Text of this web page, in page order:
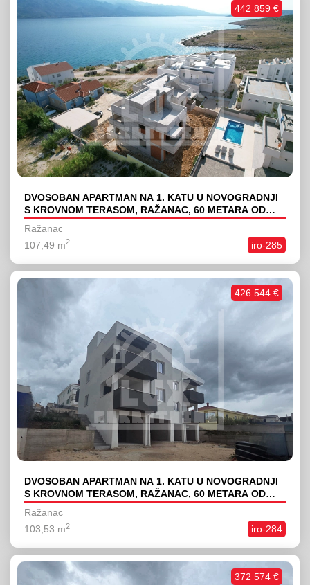
DVOSOBAN APARTMAN NA 1. KATU U NOVOGRADNJI
S KROVNOM TERASOM, RAŽANAC, 60 METARA OD
MORA
Ražanac
iro-285
107,49 m2
442 859 €
DVOSOBAN APARTMAN NA 1. KATU U NOVOGRADNJI
S KROVNOM TERASOM, RAŽANAC, 60 METARA OD
MORA
Ražanac
iro-284
103,53 m2
426 544 €
372 574 €